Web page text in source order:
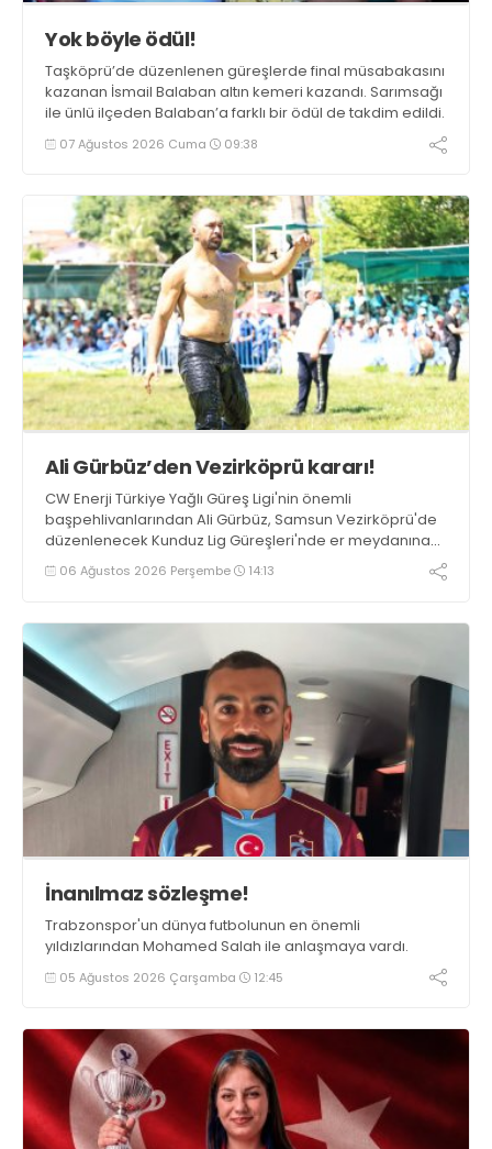
Yok böyle ödül!
Taşköprü’de düzenlenen güreşlerde final müsabakasını
kazanan İsmail Balaban altın kemeri kazandı. Sarımsağı
ile ünlü ilçeden Balaban’a farklı bir ödül de takdim edildi.
07 Ağustos 2026 Cuma 09:38
Ali Gürbüz’den Vezirköprü kararı!
CW Enerji Türkiye Yağlı Güreş Ligi'nin önemli
başpehlivanlarından Ali Gürbüz, Samsun Vezirköprü'de
düzenlenecek Kunduz Lig Güreşleri'nde er meydanına
çıkmayacak.
06 Ağustos 2026 Perşembe 14:13
İnanılmaz sözleşme!
Trabzonspor'un dünya futbolunun en önemli
yıldızlarından Mohamed Salah ile anlaşmaya vardı.
05 Ağustos 2026 Çarşamba 12:45